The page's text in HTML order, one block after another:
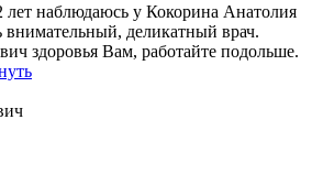
наблюдаюсь у Кокорина Анатолия
внимательный, деликатный врач.
здоровья Вам, работайте подольше.